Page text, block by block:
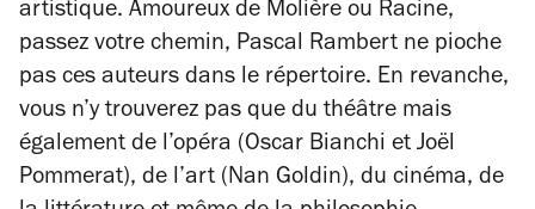
artistique. Amoureux de Molière ou Racine,
passez votre chemin, Pascal Rambert ne pioche
pas ces auteurs dans le répertoire. En revanche,
vous n’y trouverez pas que du théâtre mais
également de l’opéra (Oscar Bianchi et Joël
Pommerat), de l’art (Nan Goldin), du cinéma, de